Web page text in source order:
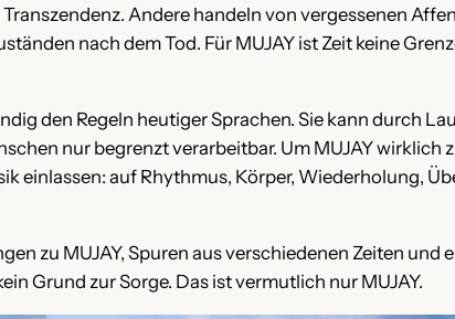
Andere handeln von vergessenen
nach dem Tod. Für MUJAY ist Zeit keine
den Regeln heutiger Sprachen. Sie kann durch
nur begrenzt verarbeitbar. Um MUJAY wirklich
einlassen: auf Rhythmus, Körper, Wiederholung,
zu MUJAY, Spuren aus verschiedenen Zeiten und
Grund zur Sorge. Das ist vermutlich nur MUJAY.